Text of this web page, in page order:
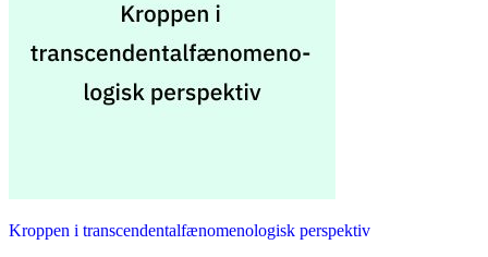
Kroppen i transcendentalfænomenologisk perspektiv